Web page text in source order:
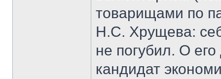
товарищами по
Н.С. Хрущева:
не погубил. О
кандидат